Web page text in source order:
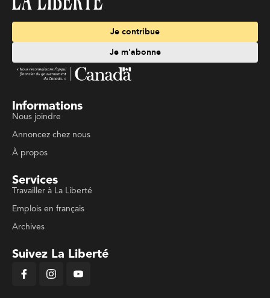
Je contribue
Je m'abonne
Informations
Nous joindre
Annoncez chez nous
À propos
Services
Travailler à La Liberté
Emplois en français
Archives
Suivez La Liberté